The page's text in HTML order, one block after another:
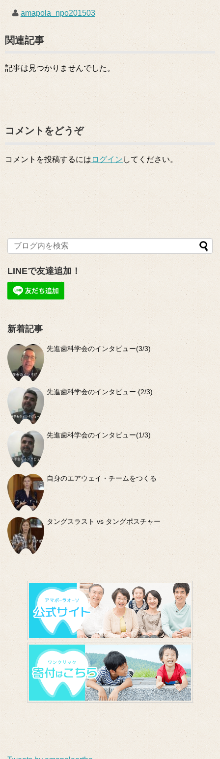
amapola_npo201503
関連記事
記事は見つかりませんでした。
コメントをどうぞ
コメントを投稿するには ログイン してください。
LINEで友達追加！
新着記事
先進歯科学会のインタビュー(3/3)
先進歯科学会のインタビュー (2/3)
先進歯科学会のインタビュー(1/3)
自身のエアウェイ・チームをつくる
タングスラスト vs タングポスチャー